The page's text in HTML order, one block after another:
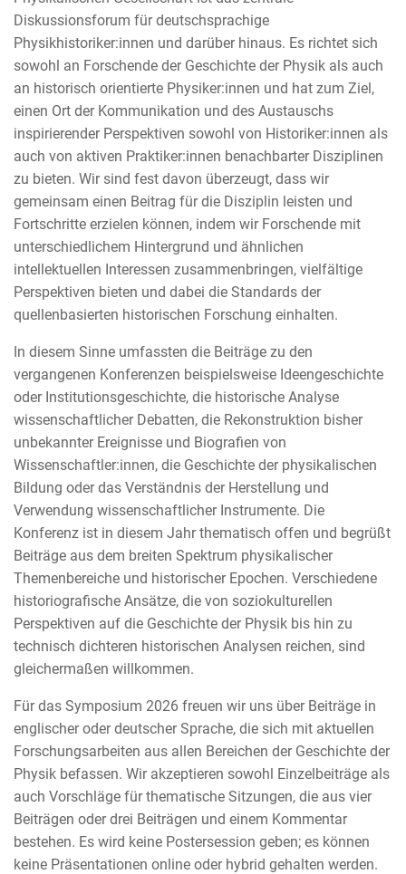
Diskussionsforum für deutschsprachige
Physikhistoriker:innen und darüber hinaus. Es richtet sich
sowohl an Forschende der Geschichte der Physik als auch
an historisch orientierte Physiker:innen und hat zum Ziel,
einen Ort der Kommunikation und des Austauschs
inspirierender Perspektiven sowohl von Historiker:innen als
auch von aktiven Praktiker:innen benachbarter Disziplinen
zu bieten. Wir sind fest davon überzeugt, dass wir
gemeinsam einen Beitrag für die Disziplin leisten und
Fortschritte erzielen können, indem wir Forschende mit
unterschiedlichem Hintergrund und ähnlichen
intellektuellen Interessen zusammenbringen, vielfältige
Perspektiven bieten und dabei die Standards der
quellenbasierten historischen Forschung einhalten.
In diesem Sinne umfassten die Beiträge zu den
vergangenen Konferenzen beispielsweise Ideengeschichte
oder Institutionsgeschichte, die historische Analyse
wissenschaftlicher Debatten, die Rekonstruktion bisher
unbekannter Ereignisse und Biografien von
Wissenschaftler:innen, die Geschichte der physikalischen
Bildung oder das Verständnis der Herstellung und
Verwendung wissenschaftlicher Instrumente. Die
Konferenz ist in diesem Jahr thematisch offen und begrüßt
Beiträge aus dem breiten Spektrum physikalischer
Themenbereiche und historischer Epochen. Verschiedene
historiografische Ansätze, die von soziokulturellen
Perspektiven auf die Geschichte der Physik bis hin zu
technisch dichteren historischen Analysen reichen, sind
gleichermaßen willkommen.
Für das Symposium 2026 freuen wir uns über Beiträge in
englischer oder deutscher Sprache, die sich mit aktuellen
Forschungsarbeiten aus allen Bereichen der Geschichte der
Physik befassen. Wir akzeptieren sowohl Einzelbeiträge als
auch Vorschläge für thematische Sitzungen, die aus vier
Beiträgen oder drei Beiträgen und einem Kommentar
bestehen. Es wird keine Postersession geben; es können
keine Präsentationen online oder hybrid gehalten werden.